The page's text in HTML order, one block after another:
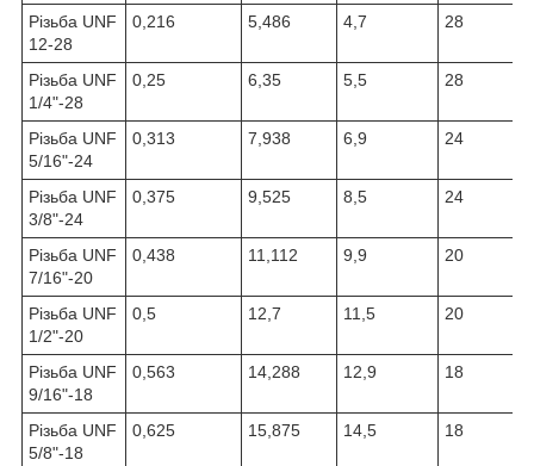
Різьба UNF
12-28
0,216 5,486 4,7 28
Різьба UNF
1/4"-28
0,25 6,35 5,5 28
Різьба UNF
5/16"-24
0,313 7,938 6,9 24
Різьба UNF
3/8"-24
0,375 9,525 8,5 24
Різьба UNF
7/16"-20
0,438 11,112 9,9 20
Різьба UNF
1/2"-20
0,5 12,7 11,5 20
Різьба UNF
9/16"-18
0,563 14,288 12,9 18
Різьба UNF
5/8"-18
0,625 15,875 14,5 18